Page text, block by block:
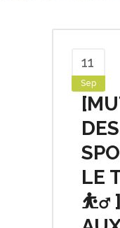
11
Sep
LE
⛹‍♂️ ]